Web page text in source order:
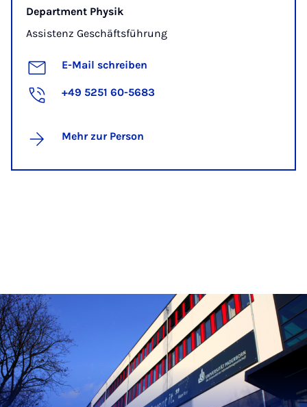
Department Physik
Assistenz Geschäftsführung
E-Mail schreiben
+49 5251 60-5683
Mehr zur Person